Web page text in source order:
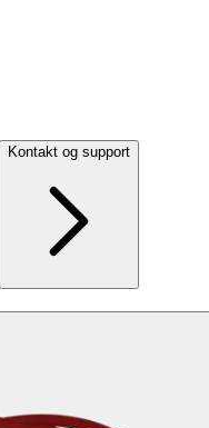
Kontakt og support